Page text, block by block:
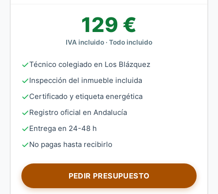
129 €
IVA incluido · Todo incluido
Técnico colegiado en Los Blázquez
Inspección del inmueble incluida
Certificado y etiqueta energética
Registro oficial en Andalucía
Entrega en 24-48 h
No pagas hasta recibirlo
PEDIR PRESUPUESTO